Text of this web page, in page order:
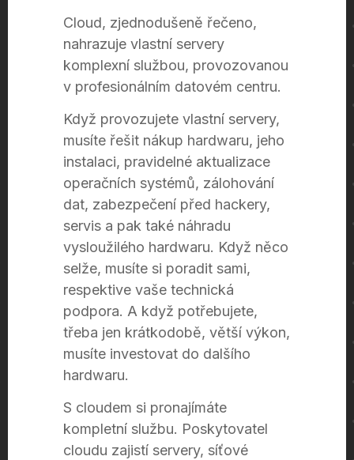
Cloud, zjednodušeně řečeno,
nahrazuje vlastní servery
komplexní službou, provozovanou
v profesionálním datovém centru.
Když provozujete vlastní servery,
musíte řešit nákup hardwaru, jeho
instalaci, pravidelné aktualizace
operačních systémů, zálohování
dat, zabezpečení před hackery,
servis a pak také náhradu
vysloužilého hardwaru. Když něco
selže, musíte si poradit sami,
respektive vaše technická
podpora. A když potřebujete,
třeba jen krátkodobě, větší výkon,
musíte investovat do dalšího
hardwaru.
S cloudem si pronajímáte
kompletní službu. Poskytovatel
cloudu zajistí servery, síťové